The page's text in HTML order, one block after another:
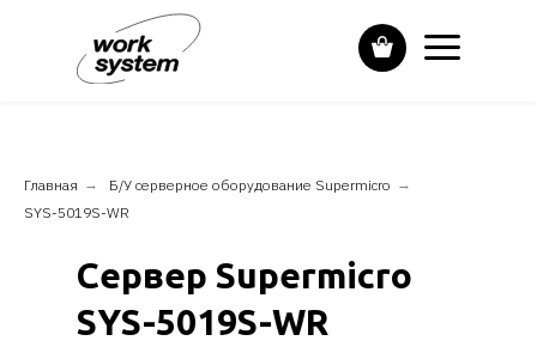
Главная → Б/У серверное оборудование Supermicro →
SYS-5019S-WR
Сервер Supermicro
SYS-5019S-WR